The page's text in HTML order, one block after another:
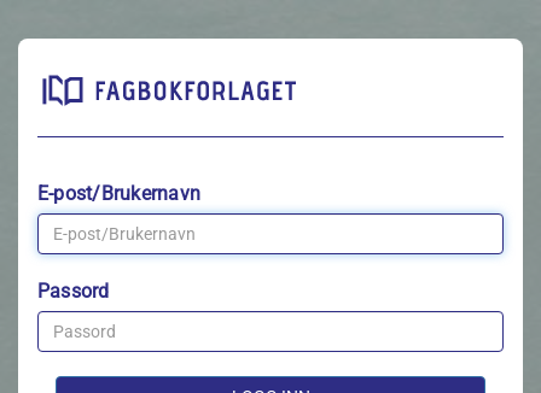
E-post/Brukernavn
Passord